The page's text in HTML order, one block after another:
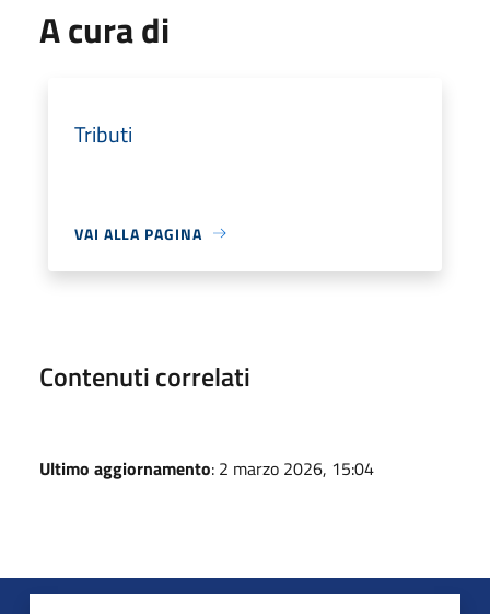
A cura di
Tributi
VAI ALLA PAGINA
Contenuti correlati
Ultimo aggiornamento: 2 marzo 2026, 15:04